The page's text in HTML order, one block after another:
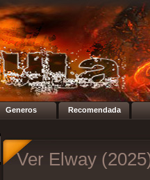
Generos Recomendada
Ver Elway